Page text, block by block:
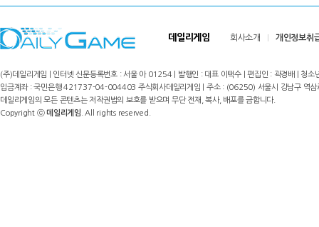
데일리게임 회사소개 개인정보취
(주)데일리게임 | 인터넷 신문등록번호 : 서울 아 01254 | 발행인 : 대표 이택수 | 편집인 : 곽경배 |
입금계좌 : 국민은행 421737-04-004403 주식회사데일리게임 | 주소 : (06250) 서울시 강남구
데일리게임의 모든 콘텐츠는 저작권법의 보호를 받으며 무단 전재, 복사, 배포를 금합니다.
Copyright ⓒ데일리게임 . All rights reserved.